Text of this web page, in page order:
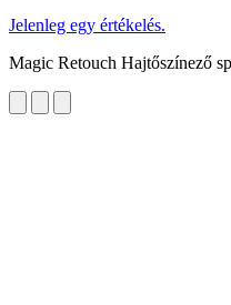
Jelenleg egy értékelés.
Magic Retouch Hajtőszínező